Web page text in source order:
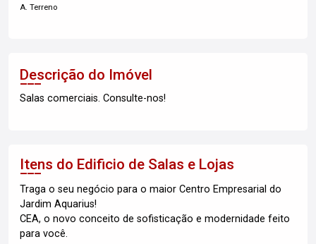
A. Terreno
Descrição do Imóvel
Salas comerciais. Consulte-nos!
Itens do Edificio de Salas e Lojas
Traga o seu negócio para o maior Centro Empresarial do
Jardim Aquarius!
CEA, o novo conceito de sofisticação e modernidade feito
para você.